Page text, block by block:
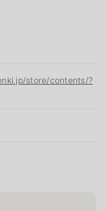
store/contents/?